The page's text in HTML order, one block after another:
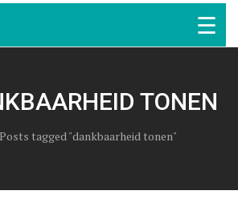
TONEN
Posts tagged "dankbaarheid tonen"